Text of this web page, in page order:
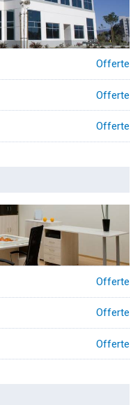
Offerte
Offerte
Offerte
Offerte
Offerte
Offerte